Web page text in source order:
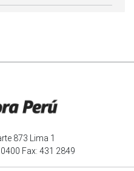
873 Lima 1
Fax: 431 2849